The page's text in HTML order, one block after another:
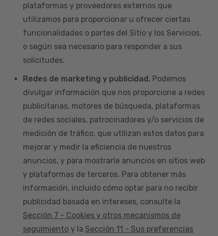
plataformas y proveedores externos que
utilizamos para proporcionar u ofrecer ciertas
funcionalidades o partes del Sitio y los Servicios,
o según sea necesario para responder a sus
solicitudes.
Redes de marketing y publicidad. Podemos
divulgar información que nos proporcione a redes
publicitarias, motores de búsqueda, plataformas
de redes sociales, patrocinadores y/o servicios de
medición de tráfico, que utilizan estos datos para
mejorar y medir la eficiencia de nuestros
anuncios, y para mostrarle anuncios en sitios web
y plataformas de terceros. Para obtener más
información, incluido cómo optar para no recibir
publicidad basada en intereses, consulte la
Sección 7 - Cookies y otros mecanismos de
seguimiento y la Sección 11 - Sus preferencias